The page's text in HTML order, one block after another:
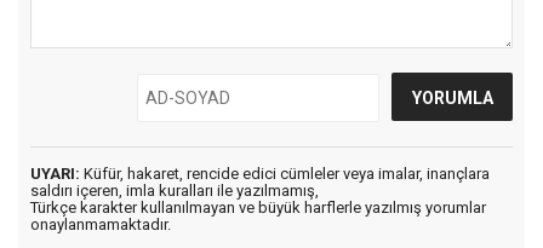
UYARI: Küfür, hakaret, rencide edici cümleler veya imalar, inançlara
saldırı içeren, imla kuralları ile yazılmamış,
Türkçe karakter kullanılmayan ve büyük harflerle yazılmış yorumlar
onaylanmamaktadır.